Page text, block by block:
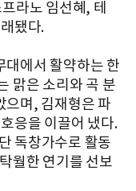
라노 임선혜, 테
됐다.
대에서 활약하는 한
맑은 소리와 곡 분
으며, 김재형은 파
응을 이끌어 냈다.
독창가수로 활동
월한 연기를 선보